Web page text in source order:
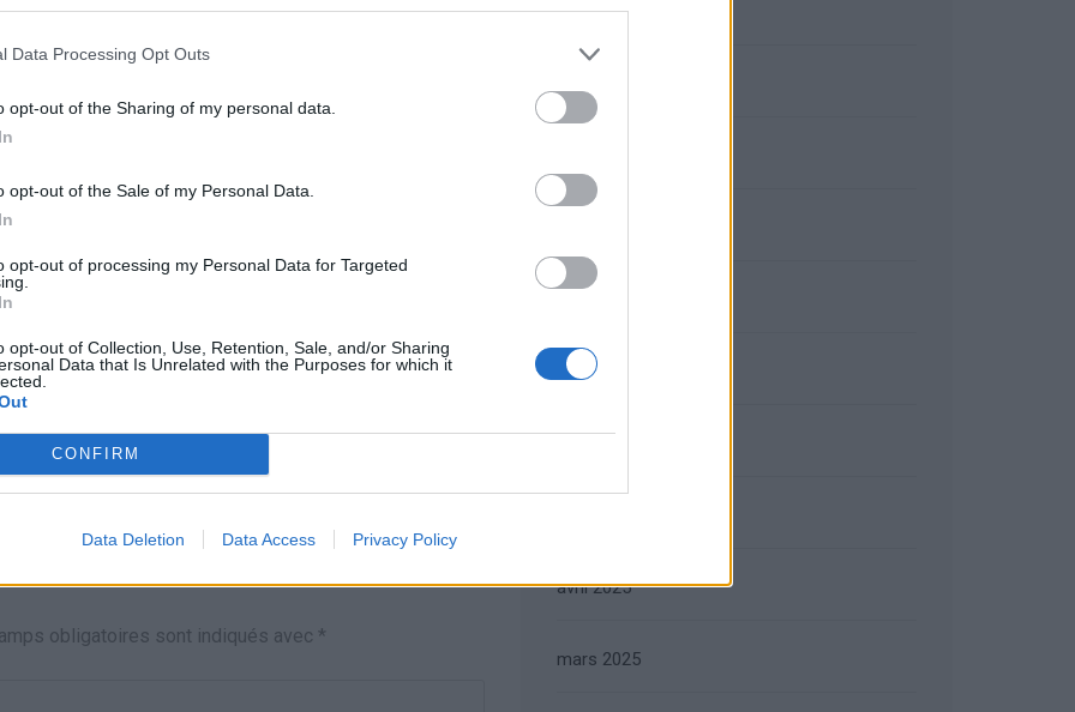
Data Processing Opt Outs
opt-out of the Sharing of my personal data.
opt-out of the Sale of my Personal Data.
opt-out of processing my Personal Data for Targeted
opt-out of Collection, Use, Retention, Sale, and/or Sharing
Data that Is Unrelated with the Purposes for which it
CONFIRM
Data Deletion Data Access Privacy Policy
les
les plus
monde
Ce pays est le moins cher du
le luxe
HISTOIREDEVACS
Bientôt un voyage de prévu ? C’est le siège qui capte
le mieux le Wi-Fi dans un avion selon ces experts
obligatoires sont indiqués avec *
décembre 2025
juillet 2025
avril 2025
mars 2025